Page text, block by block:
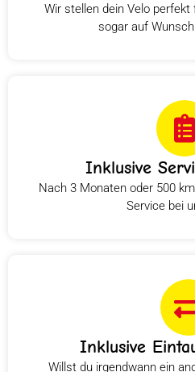
Wir stellen dein Velo
sogar auf
Inklusive
Nach 3 Monaten oder 500
Service bei
Inklusive
Willst du irgendwann ein